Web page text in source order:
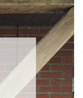
poutres,
chalets… L